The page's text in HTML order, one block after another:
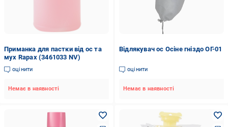
Приманка для пастки від ос та
мух Rapax (3461033 NV)
оцінити
Немає в наявності
Відлякувач ос Осіне гніздо ОГ-01
оцінити
Немає в наявності